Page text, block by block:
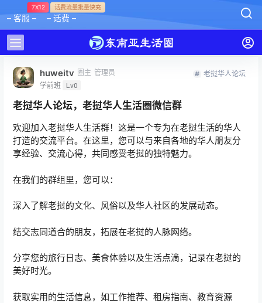
– 客服 –
7X12
– 话费 –
话费流量批量快充
huweitv 圈主 管理员
学前班 Lv0
老挝华人论坛
老挝华人论坛，老挝华人生活圈微信群
欢迎加入老挝华人生活群！这是一个专为在老挝生活的华人
打造的交流平台。在这里，您可以与来自各地的华人朋友分
享经验、交流心得，共同感受老挝的独特魅力。
在我们的群组里，您可以：
深入了解老挝的文化、风俗以及华人社区的发展动态。
结交志同道合的朋友，拓展在老挝的人脉网络。
分享您的旅行日志、美食体验以及生活点滴，记录在老挝的
美好时光。
获取实用的生活信息，如工作推荐、租房指南、教育资源